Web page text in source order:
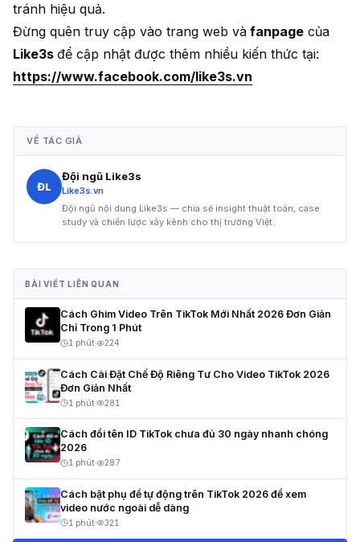
tránh hiệu quả.
Đừng quên truy cập vào trang web và fanpage của
Like3s để cập nhật được thêm nhiều kiến thức tại:
https://www.facebook.com/like3s.vn
VỀ TÁC GIẢ
ĐL
Đội ngũ Like3s
Like3s.vn
Đội ngũ nội dung Like3s — chia sẻ insight thuật toán, case
study và chiến lược xây kênh cho thị trường Việt.
BÀI VIẾT LIÊN QUAN
Cách Ghim Video Trên TikTok Mới Nhất 2026 Đơn Giản
Chỉ Trong 1 Phút
1 phút· 224
Cách Cài Đặt Chế Độ Riêng Tư Cho Video TikTok 2026
Đơn Giản Nhất
1 phút· 281
Cách đổi tên ID TikTok chưa đủ 30 ngày nhanh chóng
2026
1 phút· 287
Cách bật phụ đề tự động trên TikTok 2026 để xem
video nước ngoài dễ dàng
1 phút· 321